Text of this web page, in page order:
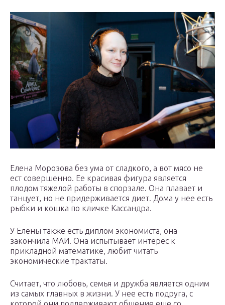
Елена Морозова без ума от сладкого, а вот мясо не
ест совершенно. Ее красивая фигура является
плодом тяжелой работы в спорзале. Она плавает и
танцует, но не придерживается диет. Дома у нее есть
рыбки и кошка по кличке Кассандра.
У Елены также есть диплом экономиста, она
закончила МАИ. Она испытывает интерес к
прикладной математике, любит читать
экономические трактаты.
Считает, что любовь, семья и дружба является одним
из самых главных в жизни. У нее есть подруга, с